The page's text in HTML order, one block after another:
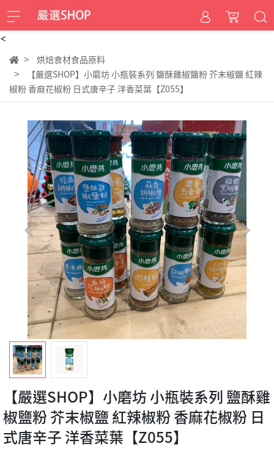
<
烘焙食材食品原料
【嚴選SHOP】小磨坊 小瓶裝系列 鹽酥雞椒鹽粉 芥末椒鹽 紅辣
椒粉 香麻花椒粉 日式唐辛子 洋香菜葉【Z055】
【嚴選SHOP】小磨坊 小瓶裝系列 鹽酥雞
椒鹽粉 芥末椒鹽 紅辣椒粉 香麻花椒粉 日
式唐辛子 洋香菜葉【Z055】